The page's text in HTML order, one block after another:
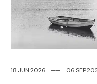
18.JUN.2026──